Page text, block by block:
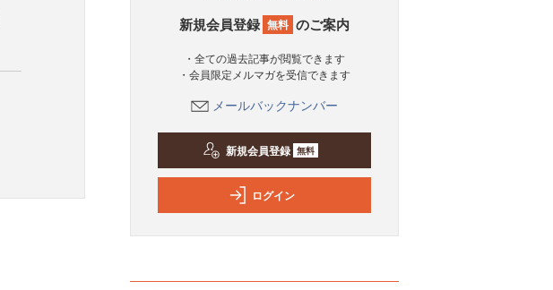
新規会員登録 無料 のご案内
・全ての過去記事が閲覧できます
・会員限定メルマガを受信できます
メールバックナンバー
新規会員登録 無料
ログイン